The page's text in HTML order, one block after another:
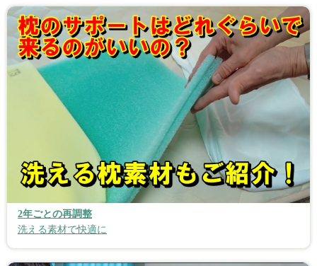
2年ごとの再調整
洗える素材で快適に